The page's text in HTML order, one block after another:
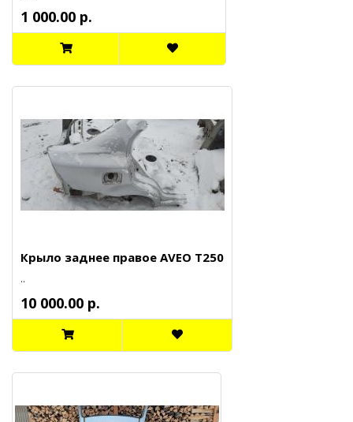
1 000.00 р.
Крыло заднее правое AVEO T250
..
10 000.00 р.